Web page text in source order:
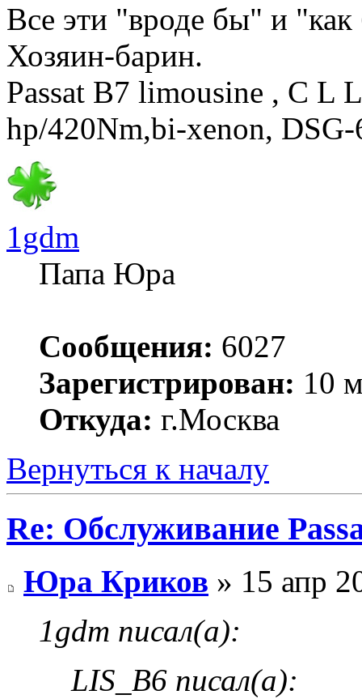
Все эти "вроде бы" и
Хозяин-барин.
Passat B7 limousine , C L
hp/420Nm,bi-xenon,
1gdm
Папа Юра
Сообщения: 6027
Зарегистрирован: 10
Откуда: г.Москва
Вернуться к началу
Re: Обслуживание
Юра Криков » 15 апр
1gdm писал(а):
LIS_B6 писал(а):